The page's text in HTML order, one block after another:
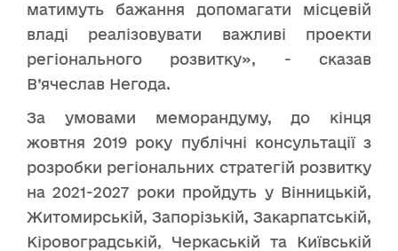
матимуть бажання допомагати місцевій
владі реалізовувати важливі проекти
регіонального розвитку», - сказав
В’ячеслав Негода.
За умовами меморандуму, до кінця
жовтня 2019 року публічні консультації з
розробки регіональних стратегій розвитку
на 2021-2027 роки пройдуть у Вінницькій,
Житомирській, Запорізькій, Закарпатській,
Кіровоградській, Черкаській та Київській